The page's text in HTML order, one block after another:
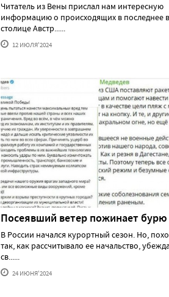
Читатель из Вены прислал нам интересную
информацию о происходящих в последнее
столице Австр......
12 ИЮЛЯ'2024
Посеявший ветер пожинает бурю
В России начался курортный сезон. Но,
так, как рассчитывало ее начальство,
св......
24 ИЮНЯ'2024